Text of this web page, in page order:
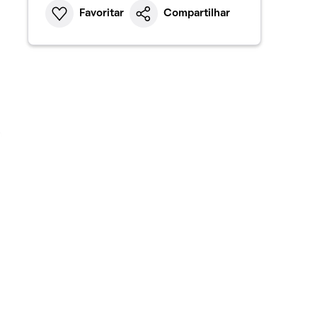
Favoritar Compartilhar